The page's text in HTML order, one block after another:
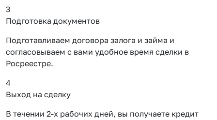
3
Подготовка документов
Подготавливаем договора залога и займа и
согласовываем с вами удобное время сделки в
Росреестре.
4
Выход на сделку
В течении 2-х рабочих дней, вы получаете кредит